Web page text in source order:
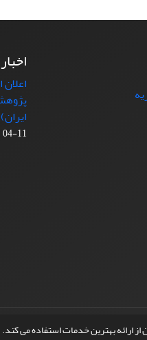
ارائه بهترین خدمات استفاده می کند.
ایران)،
11-04
علمی.طراحی و پیاده سازی از